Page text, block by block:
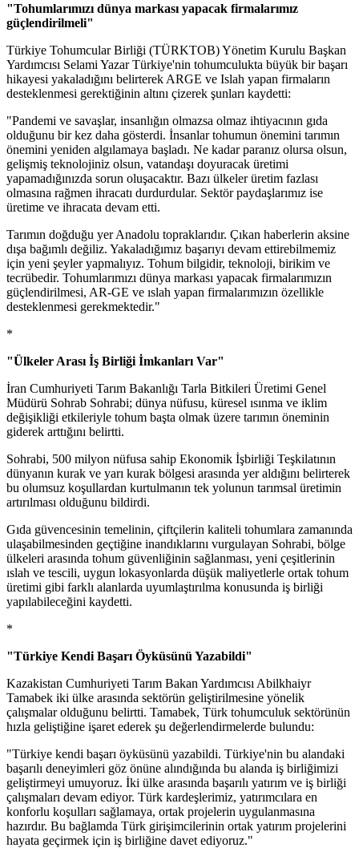
"Tohumlarımızı dünya markası yapacak firmalarımız
güçlendirilmeli"
Türkiye Tohumcular Birliği (TÜRKTOB) Yönetim Kurulu Başkan
Yardımcısı Selami Yazar Türkiye'nin tohumculukta büyük bir başarı
hikayesi yakaladığını belirterek ARGE ve Islah yapan firmaların
desteklenmesi gerektiğinin altını çizerek şunları kaydetti:
"Pandemi ve savaşlar, insanlığın olmazsa olmaz ihtiyacının gıda
olduğunu bir kez daha gösterdi. İnsanlar tohumun önemini tarımın
önemini yeniden algılamaya başladı. Ne kadar paranız olursa olsun,
gelişmiş teknolojiniz olsun, vatandaşı doyuracak üretimi
yapamadığınızda sorun oluşacaktır. Bazı ülkeler üretim fazlası
olmasına rağmen ihracatı durdurdular. Sektör paydaşlarımız ise
üretime ve ihracata devam etti.
Tarımın doğduğu yer Anadolu topraklarıdır. Çıkan haberlerin aksine
dışa bağımlı değiliz. Yakaladığımız başarıyı devam ettirebilmemiz
için yeni şeyler yapmalıyız. Tohum bilgidir, teknoloji, birikim ve
tecrübedir. Tohumlarımızı dünya markası yapacak firmalarımızın
güçlendirilmesi, AR-GE ve ıslah yapan firmalarımızın özellikle
desteklenmesi gerekmektedir."
*
"Ülkeler Arası İş Birliği İmkanları Var"
İran Cumhuriyeti Tarım Bakanlığı Tarla Bitkileri Üretimi Genel
Müdürü Sohrab Sohrabi; dünya nüfusu, küresel ısınma ve iklim
değişikliği etkileriyle tohum başta olmak üzere tarımın öneminin
giderek arttığını belirtti.
Sohrabi, 500 milyon nüfusa sahip Ekonomik İşbirliği Teşkilatının
dünyanın kurak ve yarı kurak bölgesi arasında yer aldığını belirterek
bu olumsuz koşullardan kurtulmanın tek yolunun tarımsal üretimin
artırılması olduğunu bildirdi.
Gıda güvencesinin temelinin, çiftçilerin kaliteli tohumlara zamanında
ulaşabilmesinden geçtiğine inandıklarını vurgulayan Sohrabi, bölge
ülkeleri arasında tohum güvenliğinin sağlanması, yeni çeşitlerinin
ıslah ve tescili, uygun lokasyonlarda düşük maliyetlerle ortak tohum
üretimi gibi farklı alanlarda uyumlaştırılma konusunda iş birliği
yapılabileceğini kaydetti.
*
"Türkiye Kendi Başarı Öyküsünü Yazabildi"
Kazakistan Cumhuriyeti Tarım Bakan Yardımcısı Abilkhaiyr
Tamabek iki ülke arasında sektörün geliştirilmesine yönelik
çalışmalar olduğunu belirtti. Tamabek, Türk tohumculuk sektörünün
hızla geliştiğine işaret ederek şu değerlendirmelerde bulundu:
"Türkiye kendi başarı öyküsünü yazabildi. Türkiye'nin bu alandaki
başarılı deneyimleri göz önüne alındığında bu alanda iş birliğimizi
geliştirmeyi umuyoruz. İki ülke arasında başarılı yatırım ve iş birliği
çalışmaları devam ediyor. Türk kardeşlerimiz, yatırımcılara en
konforlu koşulları sağlamaya, ortak projelerin uygulanmasına
hazırdır. Bu bağlamda Türk girişimcilerinin ortak yatırım projelerini
hayata geçirmek için iş birliğine davet ediyoruz."